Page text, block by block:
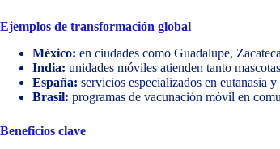
Ejemplos de transformación global
México: en ciudades como Guadalupe,
India: unidades móviles atienden tanto
España: servicios especializados en eutanasia
Brasil: programas de vacunación móvil en
Beneficios clave